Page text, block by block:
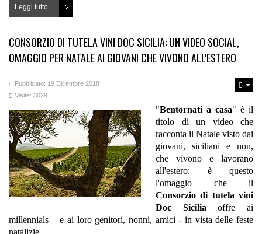
Leggi tutto...
CONSORZIO DI TUTELA VINI DOC SICILIA: UN VIDEO SOCIAL,
OMAGGIO PER NATALE AI GIOVANI CHE VIVONO ALL'ESTERO
Pubblicato: 19 Dicembre 2018
Visite: 3029
"Bentornati a casa" è il
titolo di un video che
racconta il Natale visto dai
giovani, siciliani e non,
che vivono e lavorano
all'estero: è questo
l'omaggio che il
Consorzio di tutela vini
Doc Sicilia offre ai
millennials – e ai loro genitori, nonni, amici - in vista delle feste
natalizie.